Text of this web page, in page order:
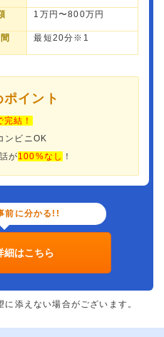
1万円〜800万円
最短20分※1
イント
完結！
ビニOK
が100%なし ！
前に分かる!!
細はこちら
添えない場合がございます。